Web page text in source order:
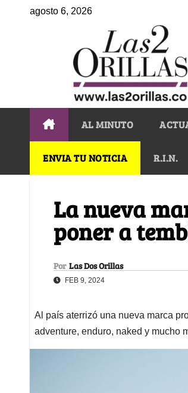
agosto 6, 2026
AL MINUTO
ENVIA TU NOTICIA R.I.N.
La nueva
poner a
Por Las Dos Orillas
FEB 9, 2024
Al país aterrizó una nueva marca
adventure, enduro, naked y mucho